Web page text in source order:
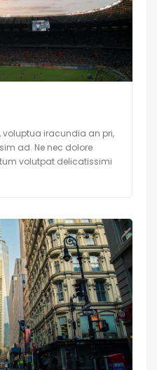
voluptua iracundia an pri,
ad. Ne nec dolore
volutpat delicatissimi